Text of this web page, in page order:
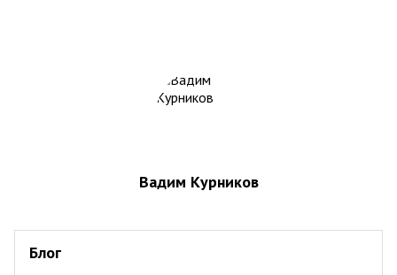
Вадим Курников
Блог